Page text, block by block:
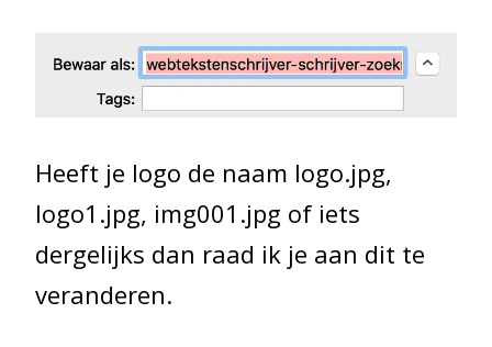
Heeft je logo de naam logo.jpg,
logo1.jpg, img001.jpg of iets
dergelijks dan raad ik je aan dit te
veranderen.